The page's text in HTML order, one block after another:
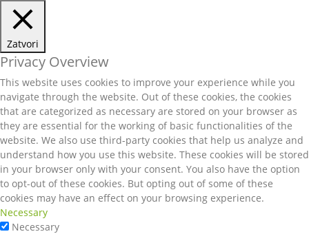
Zatvori
Privacy Overview
This website uses cookies to improve your experience while you
navigate through the website. Out of these cookies, the cookies
that are categorized as necessary are stored on your browser as
they are essential for the working of basic functionalities of the
website. We also use third-party cookies that help us analyze and
understand how you use this website. These cookies will be stored
in your browser only with your consent. You also have the option
to opt-out of these cookies. But opting out of some of these
cookies may have an effect on your browsing experience.
Necessary
Necessary